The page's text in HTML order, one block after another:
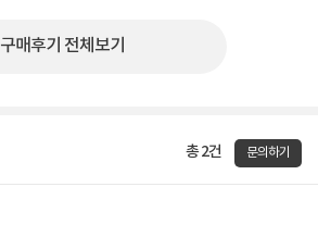
구매후기 전체보기
총 2건 문의하기